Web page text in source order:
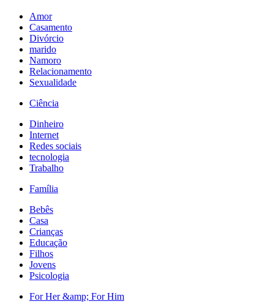
Amor
Casamento
Divórcio
marido
Namoro
Relacionamento
Sexualidade
Ciência
Dinheiro
Internet
Redes sociais
tecnologia
Trabalho
Família
Bebês
Casa
Crianças
Educação
Filhos
Jovens
Psicologia
For Her &amp; For Him